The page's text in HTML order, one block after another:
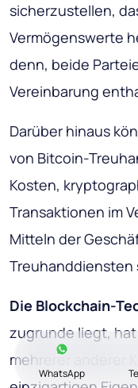
sicherzustellen,
Vermögenswerte
denn, beide
Vereinbarung
Darüber hinaus
von Bitcoin-
Kosten,
Transaktionen im
Mitteln der
Treuhanddiensten
Die Blockchain-
zugrunde liegt,
mehrerer anderer
WhatsApp